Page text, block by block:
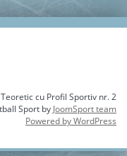
cu Profil Sportiv nr. 2
Sport by JoomSport team
Powered by WordPress